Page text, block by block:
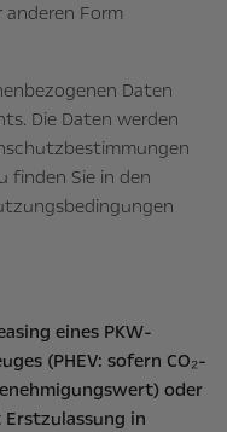
anderen Form
Daten
Die Daten werden
finden Sie in den
eines PKW-
(PHEV: sofern CO₂-
oder
in